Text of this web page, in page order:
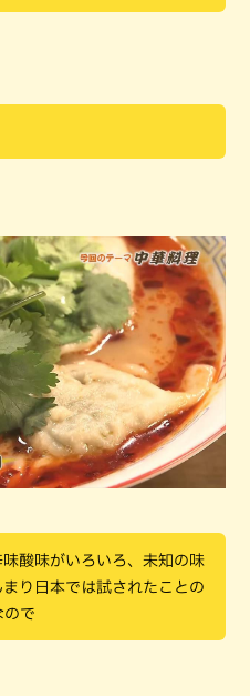
味酸味がいろいろ、未知の味
まり日本では試されたことの
ので